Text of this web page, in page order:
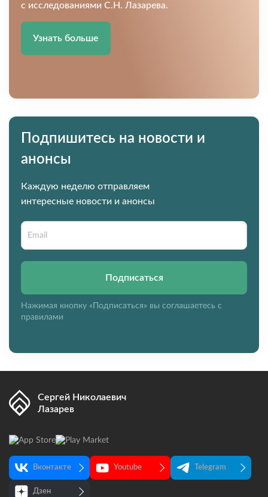
с исследованиями С.Н. Лазарева.
Узнать больше
Подпишитесь на новости и
анонсы
Каждую неделю отправляем
интересные новости и анонсы
Подписаться
Нажимая кнопку «Подписаться» вы соглашаетесь с
правилами
Сергей Николаевич
Лазарев
Вконтакте Youtube Telegram
Дзен